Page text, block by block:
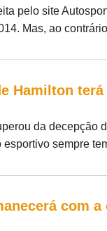
pelo site
Mas, ao
Hamilton
da decepção
sempre
com a